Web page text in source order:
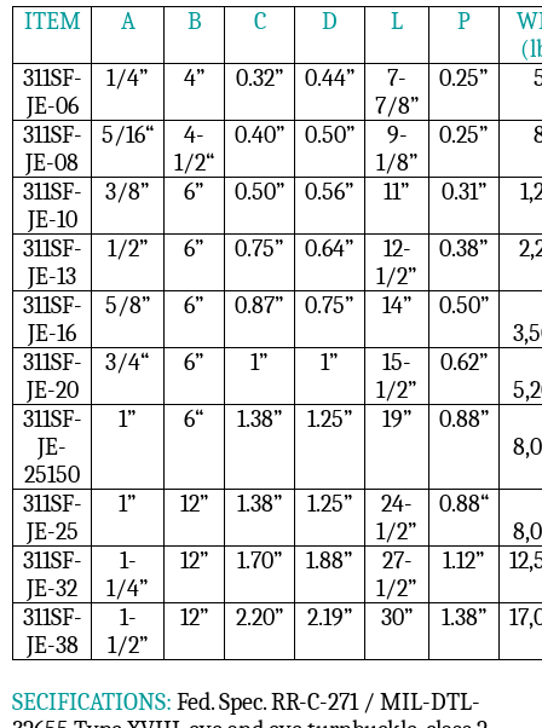
ITEM A B C D L P
311SF-
JE-06
1/4” 4” 0.32” 0.44”
7-
7/8”
0.25”
311SF-
JE-08
5/16“
4-
1/2“
0.40” 0.50”
9-
1/8”
0.25”
311SF-
JE-10
3/8” 6” 0.50” 0.56” 11” 0.31”
311SF-
JE-13
1/2” 6” 0.75” 0.64”
12-
1/2”
0.38”
311SF-
JE-16
5/8” 6” 0.87” 0.75” 14”
0.50”
311SF-
JE-20
3/4“ 6” 1” 1”
15-
1/2”
0.62”
311SF-
JE-
25150
1” 6“ 1.38” 1.25” 19”
0.88”
311SF-
JE-25
1” 12” 1.38” 1.25”
24-
1/2”
0.88“
311SF-
JE-32
1-
1/4”
12” 1.70” 1.88”
27-
1/2”
1.12”
311SF-
JE-38
1-
1/2”
12” 2.20” 2.19” 30” 1.38”
SECIFICATIONS: Fed. Spec. RR-C-271 / MIL-DTL-